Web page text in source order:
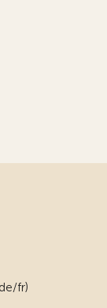
fr)